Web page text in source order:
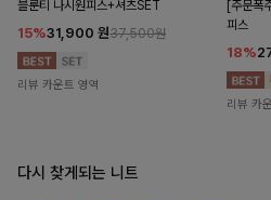
블룬티 나시원피스+셔츠SET
15%31,900 원37,500원
리뷰 카운트 영역
[주문폭
피스
18%
리뷰 카
다시 찾게되는 니트